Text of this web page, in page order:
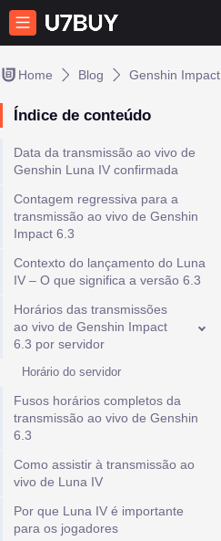
Home Blog Genshin Impact
Índice de conteúdo
Data da transmissão ao vivo de
Genshin Luna IV confirmada
Contagem regressiva para a
transmissão ao vivo de Genshin
Impact 6.3
Contexto do lançamento do Luna
IV – O que significa a versão 6.3
Horários das transmissões
ao vivo de Genshin Impact
6.3 por servidor
Horário do servidor
Fusos horários completos da
transmissão ao vivo de Genshin
6.3
Como assistir à transmissão ao
vivo de Luna IV
Por que Luna IV é importante
para os jogadores